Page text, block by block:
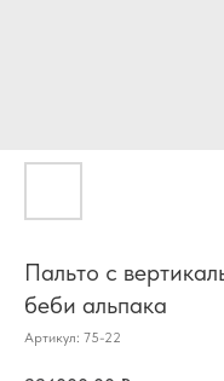
Пальто с
беби альпака
Артикул: 75-22